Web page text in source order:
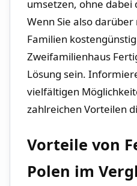
umsetzen, ⁣ohne​ dabei
Wenn Sie also
Familien
⁣Zweifamilienhaus
Lösung ⁢sein.
vielfältigen
zahlreichen Vorteilen
Vorteile von
Polen im